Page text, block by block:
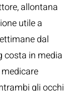
allontana
utile a
dal
costa in media
gli occhi